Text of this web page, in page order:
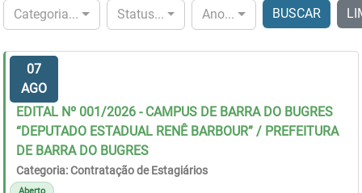
Categoria... Status... Ano... BUSCAR
07
AGO
EDITAL Nº 001/2026 - CAMPUS DE BARRA DO BUGRES
“DEPUTADO ESTADUAL RENÊ BARBOUR” / PREFEITURA
DE BARRA DO BUGRES
Categoria: Contratação de Estagiários